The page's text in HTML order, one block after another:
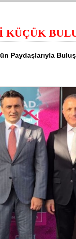
KÜÇÜK
Paydaşlarıyla